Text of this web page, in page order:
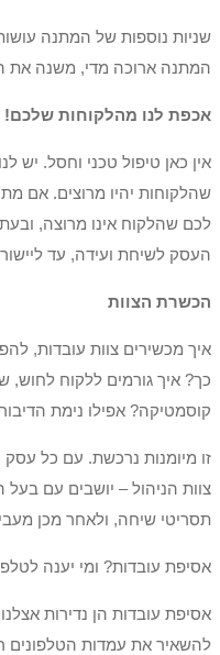
שניות נוספות של המתנה
המתנה ארוכה מדי, משנה את
אכפת לנו מהלקוחות שלכם!
אין כאן טיפול טכני וחסל. יש
שהלקוחות יהיו מרוצים. אם
לכם שהלקוח אינו מרוצה,
העסק לשיחת ועידה, עד
הכשרת הצוות
איך מכשירים צוות עובדות,
כך? איך גורמים ללקוח
קוסמטיקה? אפילו נימת
זו מיומנות נרכשת. עם כל
צוות הניהול – יושבים עם בעל
תסריטי שיחה, ולאחר מכן
אסיפת עובדות? ומי יענה
אסיפת עובדות הן נדירות
להשאיר את עמדות הטלפונים